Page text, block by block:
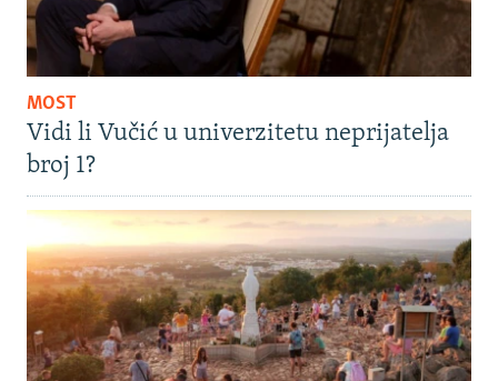
MOST
Vidi li Vučić u univerzitetu neprijatelja
broj 1?